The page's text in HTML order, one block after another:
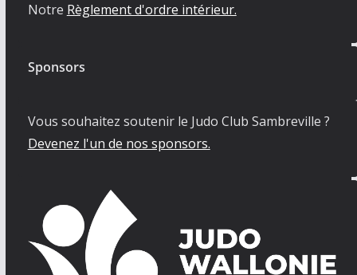
Notre Règlement d'ordre intérieur.
Sponsors
Vous souhaitez soutenir le Judo Club Sambreville ?
Devenez l'un de nos sponsors.